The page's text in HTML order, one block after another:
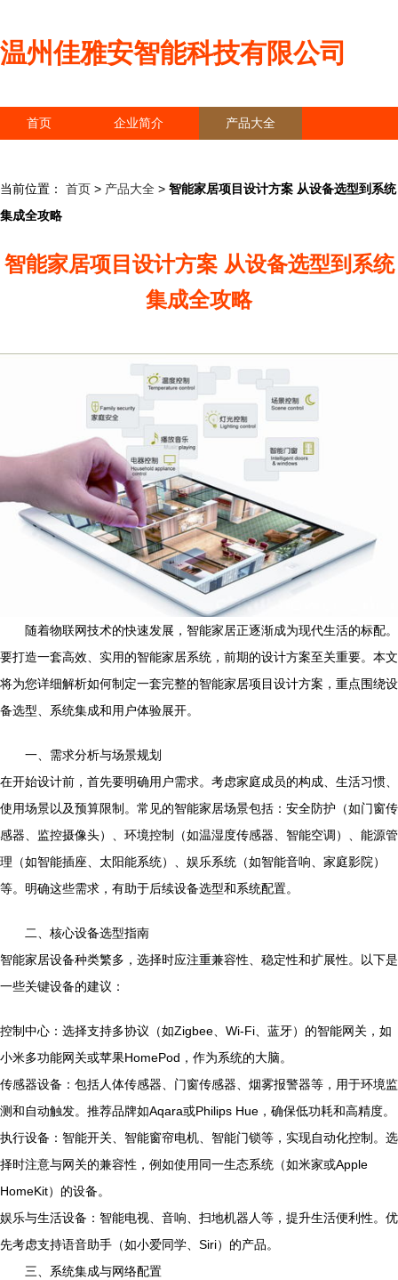
温州佳雅安智能科技有限公司
首页 企业简介 产品大全
当前位置： 首页 > 产品大全 > 智能家居项目设计方案 从设备选型到系统
集成全攻略
智能家居项目设计方案 从设备选型到系统
集成全攻略
随着物联网技术的快速发展，智能家居正逐渐成为现代生活的标配。
要打造一套高效、实用的智能家居系统，前期的设计方案至关重要。本文
将为您详细解析如何制定一套完整的智能家居项目设计方案，重点围绕设
备选型、系统集成和用户体验展开。
一、需求分析与场景规划
在开始设计前，首先要明确用户需求。考虑家庭成员的构成、生活习惯、
使用场景以及预算限制。常见的智能家居场景包括：安全防护（如门窗传
感器、监控摄像头）、环境控制（如温湿度传感器、智能空调）、能源管
理（如智能插座、太阳能系统）、娱乐系统（如智能音响、家庭影院）
等。明确这些需求，有助于后续设备选型和系统配置。
二、核心设备选型指南
智能家居设备种类繁多，选择时应注重兼容性、稳定性和扩展性。以下是
一些关键设备的建议：
控制中心：选择支持多协议（如Zigbee、Wi-Fi、蓝牙）的智能网关，如
小米多功能网关或苹果HomePod，作为系统的大脑。
传感器设备：包括人体传感器、门窗传感器、烟雾报警器等，用于环境监
测和自动触发。推荐品牌如Aqara或Philips Hue，确保低功耗和高精度。
执行设备：智能开关、智能窗帘电机、智能门锁等，实现自动化控制。选
择时注意与网关的兼容性，例如使用同一生态系统（如米家或Apple
HomeKit）的设备。
娱乐与生活设备：智能电视、音响、扫地机器人等，提升生活便利性。优
先考虑支持语音助手（如小爱同学、Siri）的产品。
三、系统集成与网络配置